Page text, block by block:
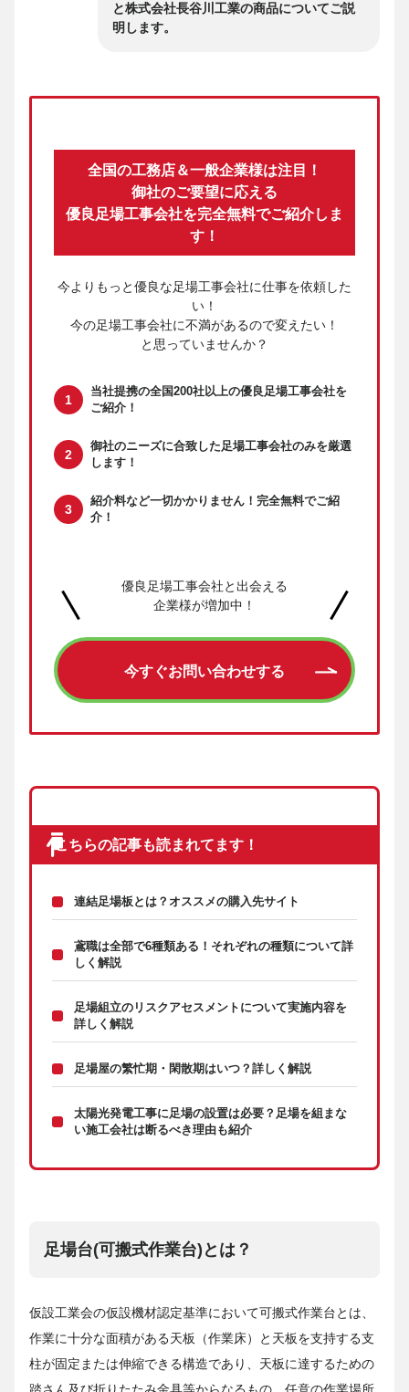
と株式会社長谷川工業の商品についてご説
明します。
全国の工務店＆一般企業様は注目！
御社のご要望に応える
優良足場工事会社を完全無料でご紹介しま
す！
今よりもっと優良な足場工事会社に仕事を依頼した
い！
今の足場工事会社に不満があるので変えたい！
と思っていませんか？
当社提携の全国200社以上の優良足場工事会社を
ご紹介！
御社のニーズに合致した足場工事会社のみを厳選
します！
紹介料など一切かかりません！ 完全無料でご紹
介！
優良足場工事会社と出会える
企業様が増加中！
今すぐお問い合わせする
こちらの記事も読まれてます！
連結足場板とは？オススメの購入先サイト
鳶職は全部で6種類ある！それぞれの種類について詳
しく解説
足場組立のリスクアセスメントについて実施内容を
詳しく解説
足場屋の繁忙期・閑散期はいつ？詳しく解説
太陽光発電工事に足場の設置は必要？足場を組まな
い施工会社は断るべき理由も紹介
足場台(可搬式作業台)とは？
仮設工業会の仮設機材認定基準において可搬式作業台とは、
作業に十分な面積がある天板（作業床）と天板を支持する支
柱が固定または伸縮できる構造であり、天板に達するための
踏さん及び折りたたみ金具等からなるもの、任意の作業場所